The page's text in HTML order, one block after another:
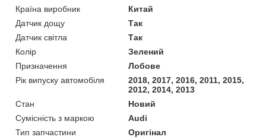
Країна виробник
Китай
Датчик дощу
Так
Датчик світла
Так
Колір
Зелений
Призначення
Лобове
Рік випуску автомобіля
2018, 2017, 2016, 2011, 2015,
2012, 2014, 2013
Стан
Новий
Сумісність з маркою
Audi
Тип запчастини
Оригінал